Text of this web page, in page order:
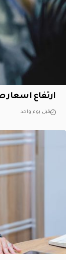
ارتفاع اسعار
قبل يوم واحد